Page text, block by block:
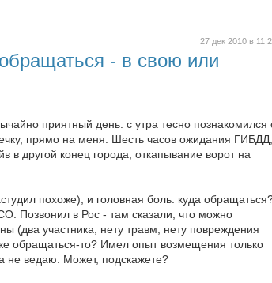
27 дек 2010 в
- в свою или
приятный день: с утра тесно познакомился
прямо на меня. Шесть часов ожидания ГИБДД,
в другой конец города, откапывание ворот на
похоже), и головная боль: куда
Позвонил в Рос - там сказали, что можно
(два участника, нету травм, нету повреждения
обращаться-то? Имел опыт возмещения только
не ведаю. Может, подскажете?